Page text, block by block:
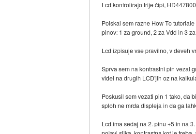
Lcd kontrolirajo trije čipi,
Poiskal sem razne How To
pinov: 1 za ground, 2 za Vdd in 3
Lcd izpisuje vse pravilno, v deveh
Sprva sem na kontrastni pin vezal
videl na drugih LCD'jih oz na
Poskusil sem vezati pin 1 tako, da
sploh ne mrda displeja in da ga
Lcd ima sedaj na 2. pinu +5 in na